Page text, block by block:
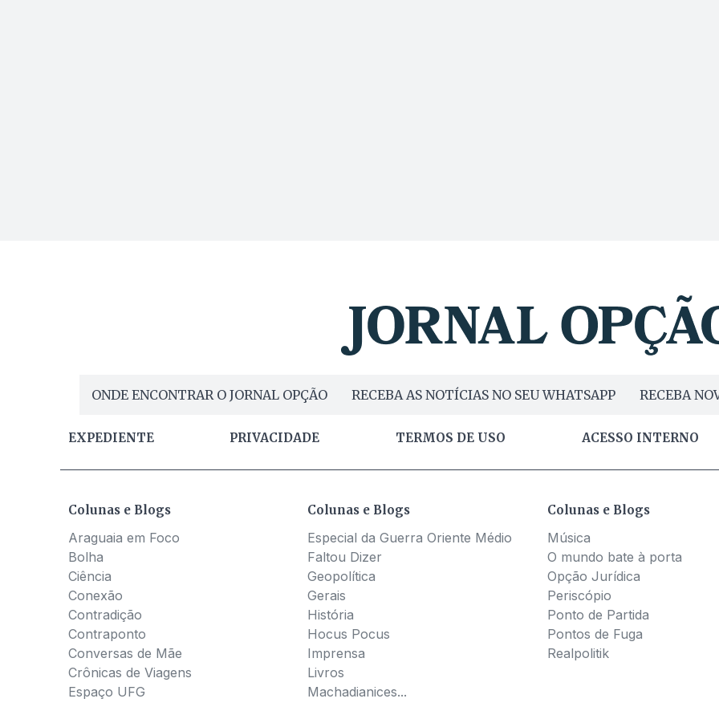
ONDE ENCONTRAR O JORNAL OPÇÃO RECEBA AS NOTÍCIAS NO SEU WHATSAPP RECEBA
EXPEDIENTE PRIVACIDADE TERMOS DE USO ACESSO INTERNO
Colunas e Blogs
Araguaia em Foco
Bolha
Ciência
Conexão
Contradição
Contraponto
Conversas de Mãe
Crônicas de Viagens
Espaço UFG
Colunas e Blogs
Especial da Guerra Oriente Médio
Faltou Dizer
Geopolítica
Gerais
História
Hocus Pocus
Imprensa
Livros
Machadianices...
Colunas e Blogs
Música
O mundo bate à porta
Opção Jurídica
Periscópio
Ponto de Partida
Pontos de Fuga
Realpolitik